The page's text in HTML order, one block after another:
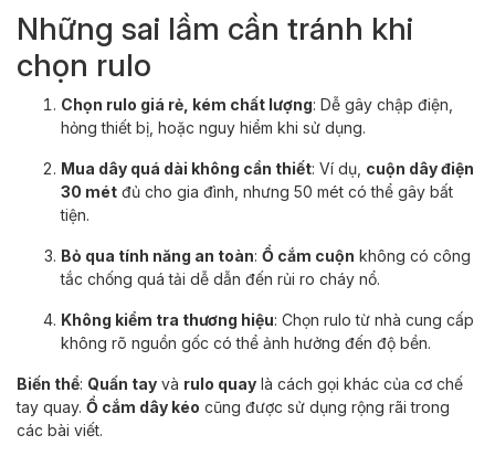
Những sai lầm cần tránh khi
chọn rulo
Chọn rulo giá rẻ, kém chất lượng: Dễ gây chập điện,
hỏng thiết bị, hoặc nguy hiểm khi sử dụng.
Mua dây quá dài không cần thiết: Ví dụ, cuộn dây điện
30 mét đủ cho gia đình, nhưng 50 mét có thể gây bất
tiện.
Bỏ qua tính năng an toàn: Ổ cắm cuộn không có công
tắc chống quá tải dễ dẫn đến rủi ro cháy nổ.
Không kiểm tra thương hiệu: Chọn rulo từ nhà cung cấp
không rõ nguồn gốc có thể ảnh hưởng đến độ bền.
Biến thể: Quấn tay và rulo quay là cách gọi khác của cơ chế
tay quay. Ổ cắm dây kéo cũng được sử dụng rộng rãi trong
các bài viết.